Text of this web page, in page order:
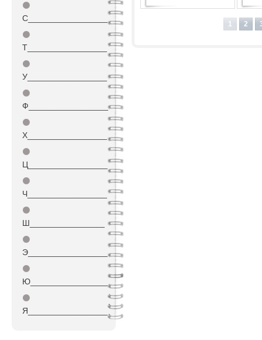
⚫
С_________________
⚫
Т_________________
⚫
У_________________
⚫
Ф_________________
⚫
Х_________________
⚫
Ц_________________
⚫
Ч_________________
⚫
Ш________________
⚫
Э_________________
⚫
Ю_________________
⚫
Я_________________
1 2